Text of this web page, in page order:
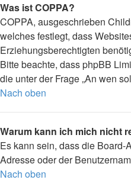
Was ist COPPA?
COPPA, ausgeschrieben
welches festlegt, dass
Erziehungsberechtigten
Bitte beachte, dass phpBB
die unter der Frage „An wen
Nach oben
Warum kann ich mich nicht
Es kann sein, dass die
Adresse oder der
Nach oben